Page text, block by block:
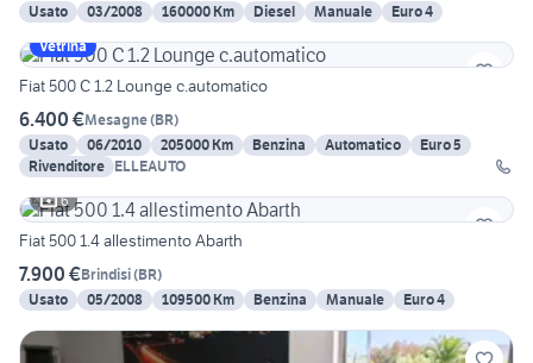
Usato
03/2008 160000 Km Diesel Manuale
Euro 4
Vetrina
Fiat 500 C 1.2 Lounge c.automatico
6.400 €Mesagne(BR)
Usato
06/2010 205000 Km Benzina Automatico
Euro 5
Rivenditore ELLEAUTO
6
Fiat 500 1.4 allestimento Abarth
7.900 €Brindisi(BR)
Usato
05/2008 109500 Km Benzina Manuale Euro 4